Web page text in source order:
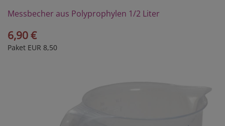
Messbecher aus Polyprophylen 1/2 Liter
6,90 €
Paket EUR 8,50